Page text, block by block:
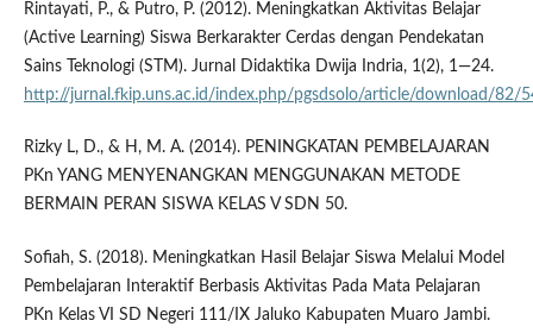
Rintayati, P., & Putro, P. (2012). Meningkatkan Aktivitas Belajar
(Active Learning) Siswa Berkarakter Cerdas dengan Pendekatan
Sains Teknologi (STM). Jurnal Didaktika Dwija Indria, 1(2), 1—24.
http://jurnal.fkip.uns.ac.id/index.php/pgsdsolo/article/download/82/
Rizky L, D., & H, M. A. (2014). PENINGKATAN PEMBELAJARAN
PKn YANG MENYENANGKAN MENGGUNAKAN METODE
BERMAIN PERAN SISWA KELAS V SDN 50.
Sofiah, S. (2018). Meningkatkan Hasil Belajar Siswa Melalui Model
Pembelajaran Interaktif Berbasis Aktivitas Pada Mata Pelajaran
PKn Kelas VI SD Negeri 111/IX Jaluko Kabupaten Muaro Jambi.